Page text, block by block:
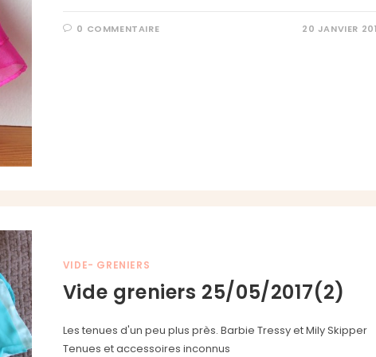
0 COMMENTAIRE 20 JANVIER
VIDE- GRENIERS
Vide greniers 25/05/2017(2)
Les tenues d'un peu plus près. Barbie Tressy et Mily Skipper
Tenues et accessoires inconnus